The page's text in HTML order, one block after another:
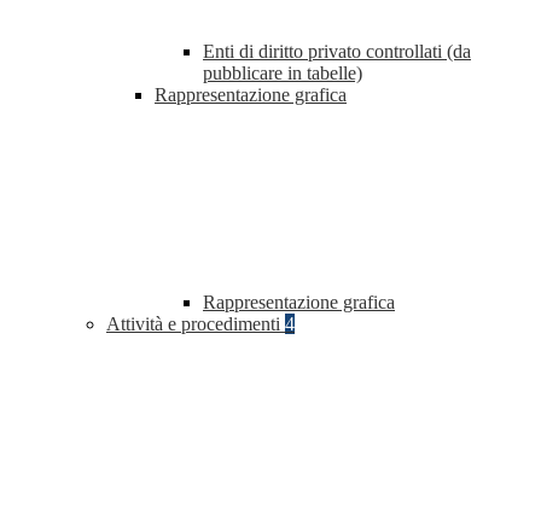
Enti di diritto privato controllati (da
pubblicare in tabelle)
Rappresentazione grafica
Rappresentazione grafica
Attività e procedimenti 4